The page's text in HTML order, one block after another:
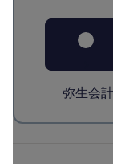
弥生会